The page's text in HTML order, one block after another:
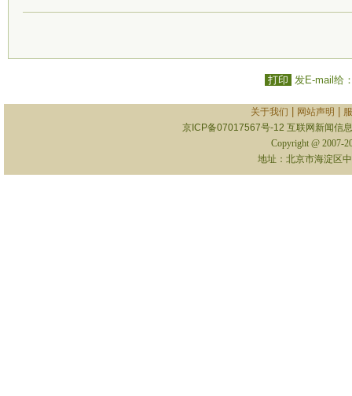
打印 发E-mail给
关于我们 网站声明
京ICP备07017567号-12 互联网新闻信
Copyright @ 2007-
地址：北京市海淀区